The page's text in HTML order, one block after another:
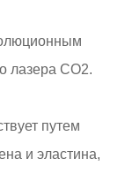
лазера CO2.
путем
и эластина,